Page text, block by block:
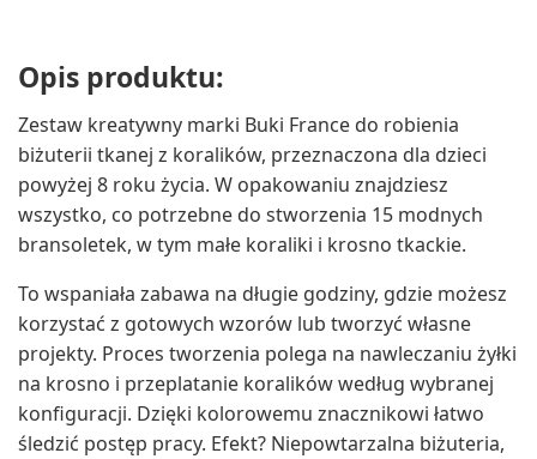
Opis produktu:
Zestaw kreatywny marki Buki France do robienia
biżuterii tkanej z koralików, przeznaczona dla dzieci
powyżej 8 roku życia. W opakowaniu znajdziesz
wszystko, co potrzebne do stworzenia 15 modnych
bransoletek, w tym małe koraliki i krosno tkackie.
To wspaniała zabawa na długie godziny, gdzie możesz
korzystać z gotowych wzorów lub tworzyć własne
projekty. Proces tworzenia polega na nawleczaniu żyłki
na krosno i przeplatanie koralików według wybranej
konfiguracji. Dzięki kolorowemu znacznikowi łatwo
śledzić postęp pracy. Efekt? Niepowtarzalna biżuteria,